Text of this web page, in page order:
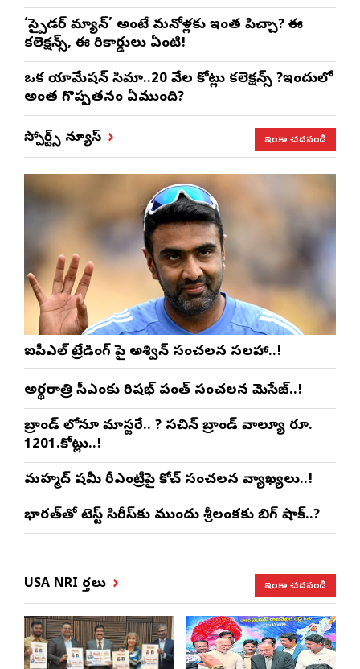
‘స్పైడర్ మ్యాన్’ అంటే మనోళ్లకు ఇంత పిచ్చా? ఈ
కలెక్షన్స్, ఈ రికార్డులు ఏంటి!
ఒక యానిమేషన్ సినిమా..20 వేల కోట్లు కలెక్షన్స్ ?ఇందులో
అంత గొప్పతనం ఏముంది?
స్పోర్ట్స్ న్యూస్ ఇంకా చదవండి
ఐపీఎల్ ట్రేడింగ్ పై అశ్విన్ సంచలన సలహా..!
అర్థరాత్రి సీఎంకు రిషభ్ పంత్ సంచలన మెసేజ్..!
బ్రాండ్ లోనూ మాస్టరే.. ? సచిన్ బ్రాండ్ వాల్యూ రూ.
1201.కోట్లు..!
మహ్మద్ షమీ రీఎంట్రీపై కోచ్ సంచలన వ్యాఖ్యలు..!
భారత్‌తో టెస్ట్ సిరీస్‌కు ముందు శ్రీలంకకు బిగ్ షాక్..?
USA NRI వార్తలు ఇంకా చదవండి